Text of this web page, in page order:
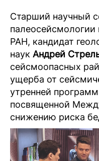
Старший научный
РАН, кандидат
наук Андрей
сейсмоопасных
ущерба от
утренней
посвященной
снижению риска